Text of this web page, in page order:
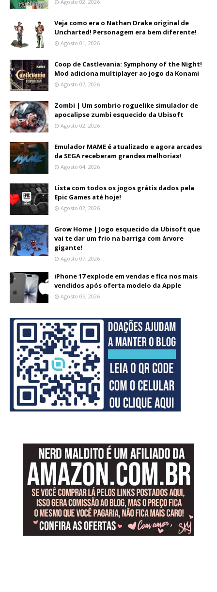
Agosto 02, 2026
Veja como era o Nathan Drake original de
Uncharted! Personagem era bem diferente!
Agosto 01, 2026
Coop de Castlevania: Symphony of the Night!
Mod adiciona multiplayer ao jogo da Konami
Agosto 07, 2026
Zombi | Um sombrio roguelike simulador de
apocalipse zumbi esquecido da Ubisoft
Agosto 02, 2026
Emulador MAME é atualizado e agora arcades
da SEGA receberam grandes melhorias!
Agosto 04, 2026
Lista com todos os jogos grátis dados pela
Epic Games até hoje!
Agosto 02, 2026
Grow Home | Jogo esquecido da Ubisoft que
vai te dar um frio na barriga com árvore
gigante!
Agosto 07, 2026
iPhone 17 explode em vendas e fica nos mais
vendidos após oferta modelo da Apple
Agosto 05, 2026